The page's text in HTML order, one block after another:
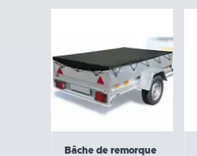
Bâche de remorque